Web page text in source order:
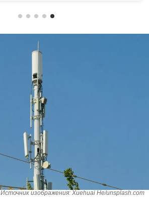
Источник изображения: Xuehuai He/unsplash.com